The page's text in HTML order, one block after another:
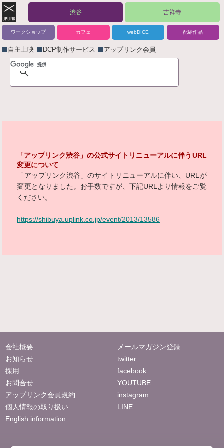
渋谷 吉祥寺
ワークショップ カフェ webDICE 配給作品
自主上映 DCP制作サービス アップリンク会員
「アップリンク渋谷」の公式サイトリニューアルに伴うURL
変更について
「アップリンク渋谷」のサイトリニューアルに伴い、URLが
変更となりました。お手数ですが、下記URLより情報をご覧
ください。
https://shibuya.uplink.co.jp/event/2013/13586
会社概要
お知らせ
採用
お問合せ
アップリンク会員規約
個人情報の取り扱い
English information
メールマガジン登録
twitter
facebook
YOUTUBE
instagram
LINE